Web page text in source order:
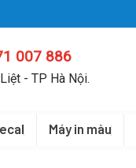
007 886
- TP Hà Nội.
Máy in màu